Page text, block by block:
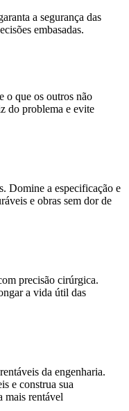
a segurança das
embasadas.
o que os outros não
do problema e evite
Domine a especificação e
e obras sem dor de
precisão cirúrgica.
a vida útil das
da engenharia.
e construa sua
mais rentável